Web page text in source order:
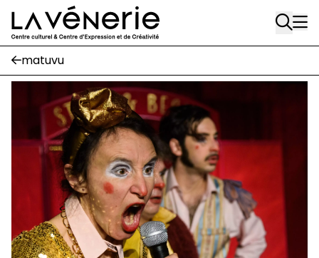
Aller au contenu principal
Rue Gratès, 3
1170 Watermael-Boitsfort
02 663 85 50
Place Gilson, 3
1170 Watermael-Boitsfort
02 663 85 50
suivez-nous
Journal Vénerie- version papier
Newsletter
matuvu